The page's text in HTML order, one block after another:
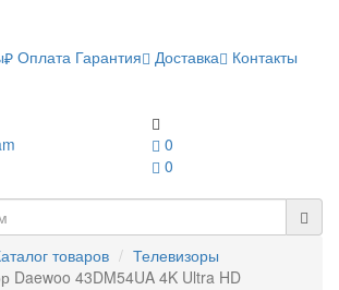
Оплата Гарантия Доставка
Контакты
0
0
товаров
Телевизоры
Daewoo 43DM54UA 4K Ultra HD